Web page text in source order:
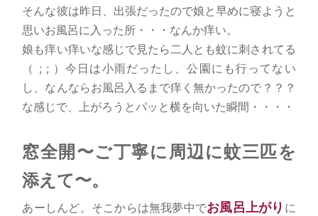
そんな彼は昨日、出張だったので娘と早めに寝ようと
思いお風呂に入った所・・・なんか痒い。
娘も痒い痒いな感じで見たら二人とも蚊に刺されてる
（ ; ; ）今日は小雨だったし、公園にも行ってない
し、なんならお風呂入るまで痒く無かったので？？？
な感じで、上がろうとパッと横を向いた瞬間・・・・
窓全開〜ご丁寧に周辺に蚊三匹を
添えて〜。
あーしんど。そこからは無我夢中でお風呂上がり に